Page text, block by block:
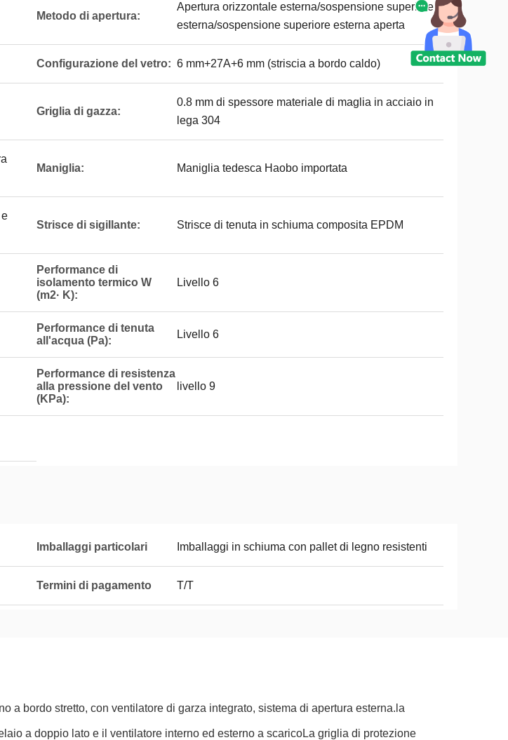
Metodo di apertura:
Apertura orizzontale esterna/sospensione superiore
esterna/sospensione superiore esterna aperta
Configurazione del vetro: 6 mm+27A+6 mm (striscia a bordo caldo)
Griglia di gazza:
0.8 mm di spessore materiale di maglia in acciaio in
lega 304
Maniglia: Maniglia tedesca Haobo importata
Strisce di sigillante: Strisce di tenuta in schiuma composita EPDM
Performance di
isolamento termico W
(m2· K):
Livello 6
Performance di tenuta
all'acqua (Pa):
Livello 6
Performance di resistenza
alla pressione del vento
(KPa):
livello 9
Imballaggi particolari Imballaggi in schiuma con pallet di legno resistenti
Termini di pagamento T/T
a bordo stretto, con ventilatore di garza integrato, sistema di apertura esterna.la
a doppio lato e il ventilatore interno ed esterno a scaricoLa griglia di protezione